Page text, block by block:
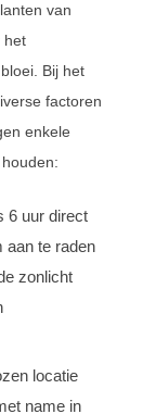
van
het
Bij het
factoren
enkele
6 uur direct
aan te raden
zonlicht
locatie
name in